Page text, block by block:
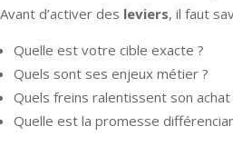
Avant d’activer des leviers, il faut
Quelle est votre cible exacte ?
Quels sont ses enjeux métier ?
Quels freins ralentissent son achat
Quelle est la promesse